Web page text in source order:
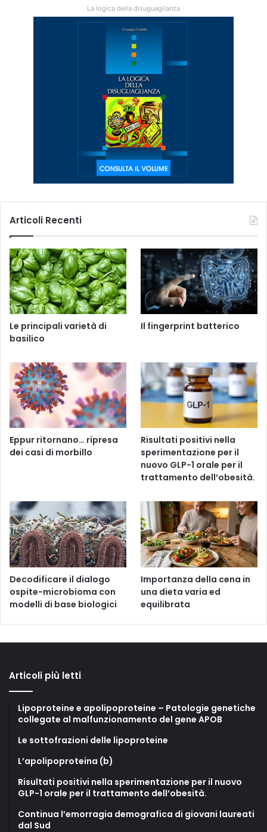
La logica della disuguaglianza
Articoli Recenti
Le principali varietà di
basilico
Il fingerprint batterico
Eppur ritornano… ripresa
dei casi di morbillo
Risultati positivi nella
sperimentazione per il
nuovo GLP-1 orale per il
trattamento dell’obesità.
Decodificare il dialogo
ospite-microbioma con
modelli di base biologici
Importanza della cena in
una dieta varia ed
equilibrata
Articoli più letti
Lipoproteine e apolipoproteine – Patologie genetiche
collegate al malfunzionamento del gene APOB
Le sottofrazioni delle lipoproteine
L’apolipoproteina (b)
Risultati positivi nella sperimentazione per il nuovo
GLP-1 orale per il trattamento dell’obesità.
Continua l’emorragia demografica di giovani laureati
dal Sud